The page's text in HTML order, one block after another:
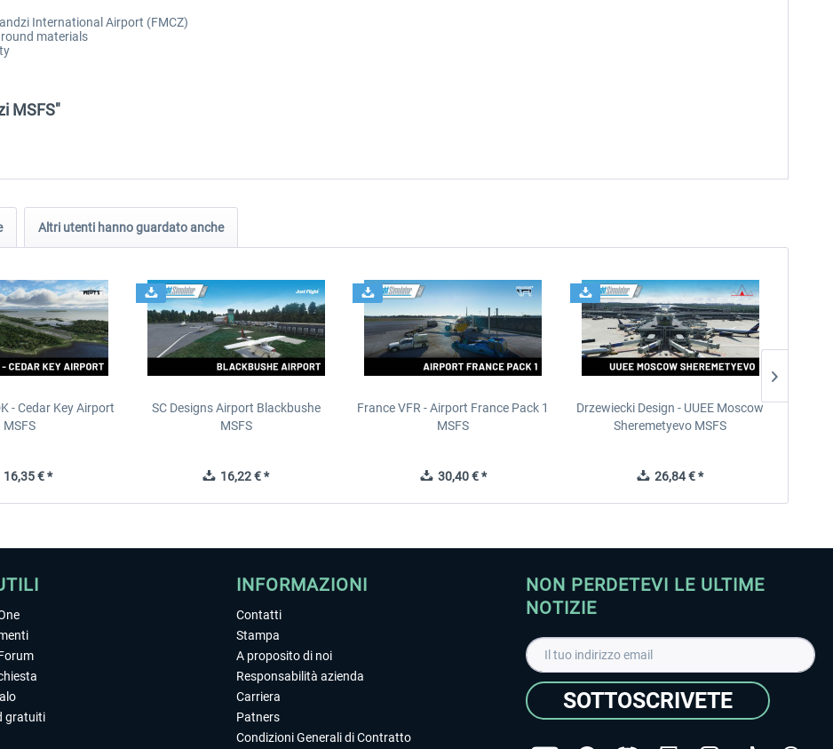
International Airport (FMCZ)
materials
MSFS"
Altri utenti hanno guardato anche
- Cedar Key Airport
MSFS
€ *
SC Designs Airport Blackbushe
MSFS
16,22 € *
France VFR - Airport France Pack 1
MSFS
30,40 € *
Drzewiecki Design - UUEE Moscow
Sheremetyevo MSFS
26,84 € *
gratuiti
INFORMAZIONI
Contatti
Stampa
A proposito di noi
Responsabilità azienda
Carriera
Patners
Condizioni Generali di Contratto
NON PERDETEVI LE ULTIME
NOTIZIE
SOTTOSCRIVETE